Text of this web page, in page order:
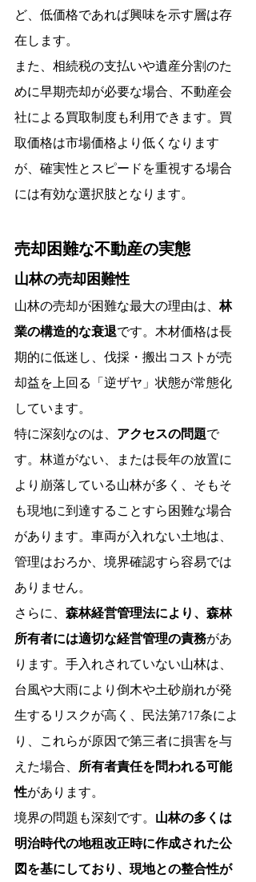
ど、低価格であれば興味を示す層は存
在します。
また、相続税の支払いや遺産分割のた
めに早期売却が必要な場合、不動産会
社による買取制度も利用できます。買
取価格は市場価格より低くなります
が、確実性とスピードを重視する場合
には有効な選択肢となります。
売却困難な不動産の実態
山林の売却困難性
山林の売却が困難な最大の理由は、林
業の構造的な衰退です。木材価格は長
期的に低迷し、伐採・搬出コストが売
却益を上回る「逆ザヤ」状態が常態化
しています。
特に深刻なのは、 アクセスの問題で
す。林道がない、または長年の放置に
より崩落している山林が多く、そもそ
も現地に到達することすら困難な場合
があります。車両が入れない土地は、
管理はおろか、境界確認すら容易では
ありません。
さらに、 森林経営管理法により、森林
所有者には適切な経営管理の責務があ
ります。手入れされていない山林は、
台風や大雨により倒木や土砂崩れが発
生するリスクが高く、民法第717条によ
り、これらが原因で第三者に損害を与
えた場合、 所有者責任を問われる可能
性があります。
境界の問題も深刻です。 山林の多くは
明治時代の地租改正時に作成された公
図を基にしており、現地との整合性が